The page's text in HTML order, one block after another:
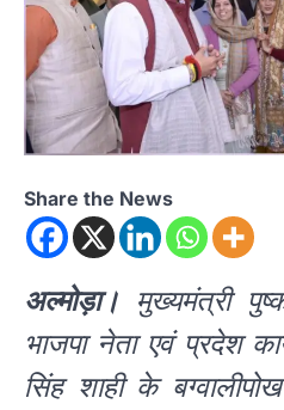
Share the News
अल्मोड़ा। मुख्यमंत्री
भाजपा नेता एवं प्रदेश
सिंह शाही के